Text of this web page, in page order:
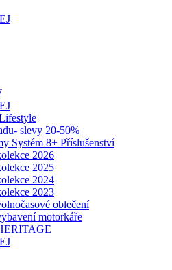
slevy 20-50%
Systém 8+ Příslušenství
2026
2025
2024
2023
oblečení
motorkáře